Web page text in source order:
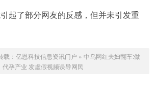
起了部分网友的反感，但并未引发重
载： 亿恩科技信息资讯门户 » 中乌网红夫妇翻车:做
代孕产业 发虚假视频误导网民